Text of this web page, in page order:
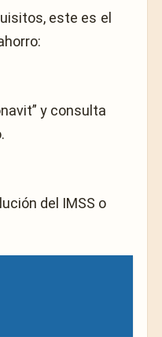
este es el
y consulta
del IMSS o